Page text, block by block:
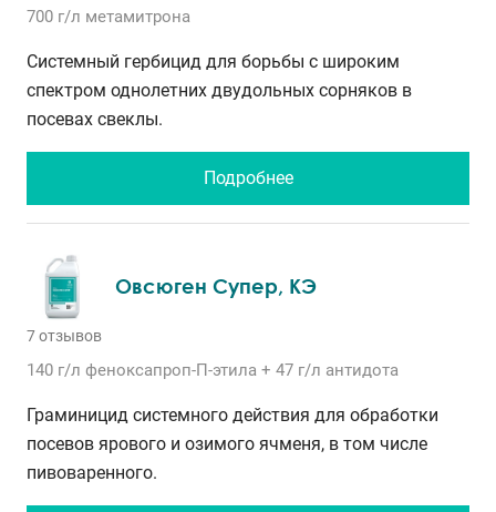
700 г/л метамитрона
Системный гербицид для борьбы с широким
спектром однолетних двудольных сорняков в
посевах свеклы.
Подробнее
Овсюген Супер, КЭ
7 отзывов
140 г/л феноксапроп-П-этила + 47 г/л антидота
Граминицид системного действия для обработки
посевов ярового и озимого ячменя, в том числе
пивоваренного.